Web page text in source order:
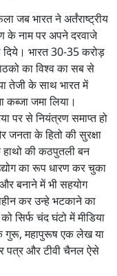
जब भारत ने अर्तंराष्ट्रीय
के नाम पर अपने दरवाजे
दिये। भारत 30-35 करोड़
का विश्व का सब से
तेजी के साथ भारत में
कब्जा जमा लिया।
पर से नियंत्रण समाप्त हो
के हितो की सुरक्षा
की कठपुतली बन
का रूप धारण कर चुका
बनाने में भी सहयोग
कर उन्हे भटकाने का
सिर्फ चंद घंटो में मीडिया
गुरू, महापुरूष एक लेख या
पत्र और टीवी चैनल ऐसे